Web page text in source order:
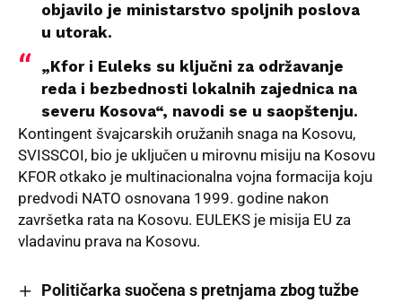
objavilo je ministarstvo spoljnih poslova
u utorak.
„Kfor i Euleks su ključni za održavanje
reda i bezbednosti lokalnih zajednica na
severu Kosova“, navodi se u saopštenju.
Kontingent švajcarskih oružanih snaga na Kosovu,
SVISSCOI, bio je uključen u mirovnu misiju na Kosovu
KFOR otkako je multinacionalna vojna formacija koju
predvodi NATO osnovana 1999. godine nakon
završetka rata na Kosovu. EULEKS je misija EU za
vladavinu prava na Kosovu.
Političarka suočena s pretnjama zbog tužbe